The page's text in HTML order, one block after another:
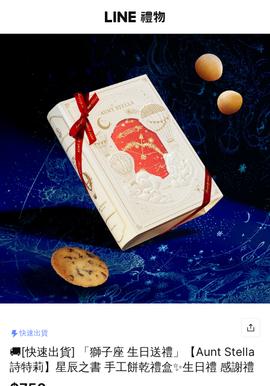
快速出貨
🚚[快速出貨] 「獅子座 生日送禮」【Aunt Stella
詩特莉】星辰之書 手工餅乾禮盒✨生日禮 感謝禮